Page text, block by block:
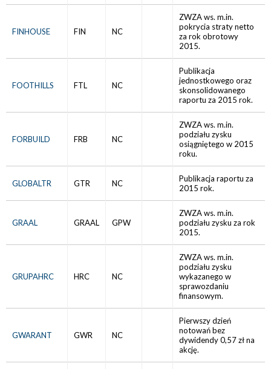
FINHOUSE FIN NC
ZWZA ws. m.in.
pokrycia straty netto
za rok obrotowy
2015.
FOOTHILLS FTL NC
Publikacja
jednostkowego oraz
skonsolidowanego
raportu za 2015 rok.
FORBUILD FRB NC
ZWZA ws. m.in.
podziału zysku
osiągniętego w 2015
roku.
GLOBALTR GTR NC
Publikacja raportu za
2015 rok.
GRAAL GRAAL GPW
ZWZA ws. m.in.
podziału zysku za rok
2015.
GRUPAHRC HRC NC
ZWZA ws. m.in.
podziału zysku
wykazanego w
sprawozdaniu
finansowym.
GWARANT GWR NC
Pierwszy dzień
notowań bez
dywidendy 0,57 zł na
akcję.